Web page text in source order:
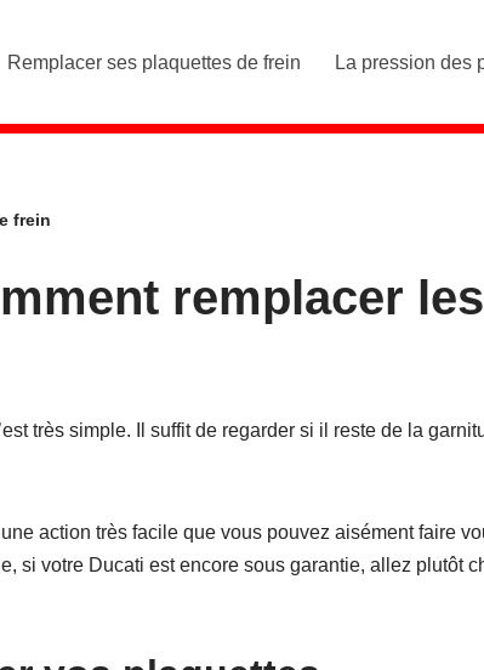
Remplacer ses plaquettes de frein La pression des
frein
remplacer les
très simple. Il suffit de regarder si il reste de la
action très facile que vous pouvez aisément faire
si votre Ducati est encore sous garantie, allez plutôt